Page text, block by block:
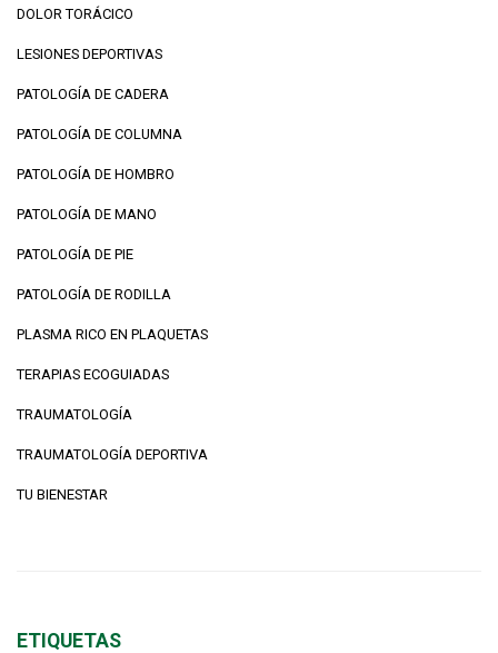
DOLOR TORÁCICO
LESIONES DEPORTIVAS
PATOLOGÍA DE CADERA
PATOLOGÍA DE COLUMNA
PATOLOGÍA DE HOMBRO
PATOLOGÍA DE MANO
PATOLOGÍA DE PIE
PATOLOGÍA DE RODILLA
PLASMA RICO EN PLAQUETAS
TERAPIAS ECOGUIADAS
TRAUMATOLOGÍA
TRAUMATOLOGÍA DEPORTIVA
TU BIENESTAR
ETIQUETAS